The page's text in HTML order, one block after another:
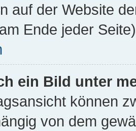
auf der Website
Ende jeder
ein Bild unter
können
von dem